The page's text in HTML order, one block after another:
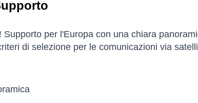
Supporto per l'Europa con una chiara
di selezione per le comunicazioni via